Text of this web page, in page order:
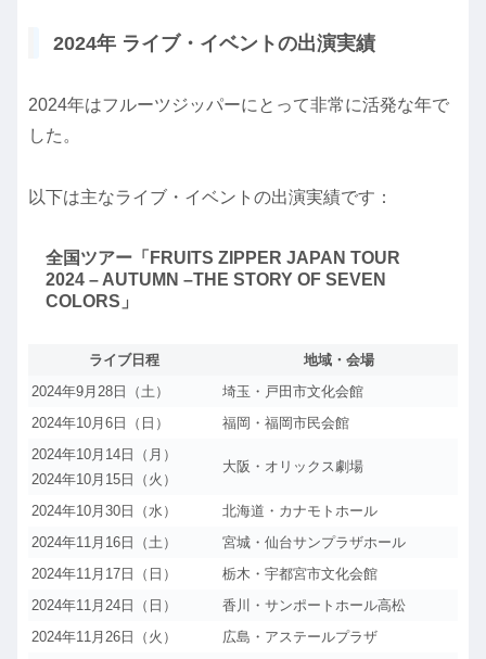
2024年 ライブ・イベントの出演実績
2024年はフルーツジッパーにとって非常に活発な年で
した。
以下は主なライブ・イベントの出演実績です：
全国ツアー「FRUITS ZIPPER JAPAN TOUR
2024 – AUTUMN –THE STORY OF SEVEN
COLORS」
ライブ日程
地域・会場
2024年9月28日（土）
埼玉・戸田市文化会館
2024年10月6日（日）
福岡・福岡市民会館
2024年10月14日（月）
2024年10月15日（火）
大阪・オリックス劇場
2024年10月30日（水）
北海道・カナモトホール
2024年11月16日（土）
宮城・仙台サンプラザホール
2024年11月17日（日）
栃木・宇都宮市文化会館
2024年11月24日（日）
香川・サンポートホール高松
2024年11月26日（火）
広島・アステールプラザ